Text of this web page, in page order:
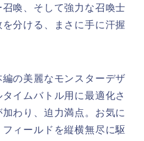
喚、そして強力な召喚士
分ける、まさに手に汗握
の美麗なモンスターデザ
イムバトル用に最適化さ
わり、迫力満点。お気に
ィールドを縦横無尽に駆